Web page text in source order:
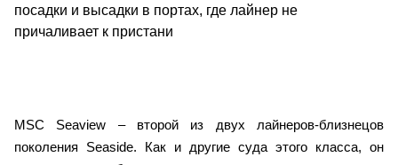
MSC Seaview – второй из двух лайнеров-близнецов
поколения Seaside. Как и другие суда этого класса, он
посадки и высадки в портах, где лайнер не
причаливает к пристани